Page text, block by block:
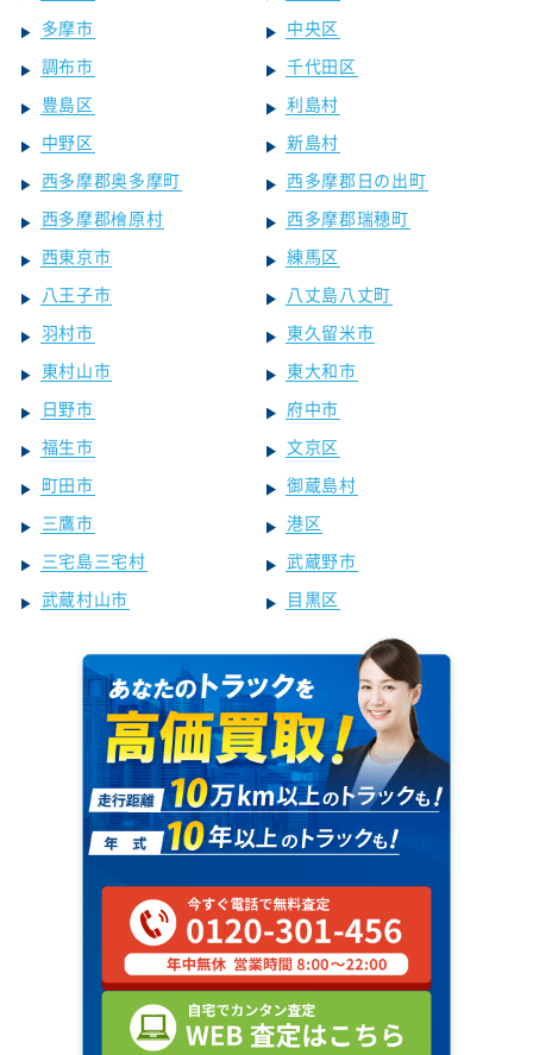
多摩市
中央区
調布市
千代田区
豊島区
利島村
中野区
新島村
西多摩郡奥多摩町
西多摩郡日の出町
西多摩郡檜原村
西多摩郡瑞穂町
西東京市
練馬区
八王子市
八丈島八丈町
羽村市
東久留米市
東村山市
東大和市
日野市
府中市
福生市
文京区
町田市
御蔵島村
三鷹市
港区
三宅島三宅村
武蔵野市
武蔵村山市
目黒区